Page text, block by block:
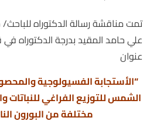
تمت مناقشة رسالة الدكتوراه
علي حامد المقيد بدرجة الدكتوراه
عنوان
“الأستجابة الفسيولوجية
الشمس للتوزيع الفراغي للنباتات
مختلفة من البورون